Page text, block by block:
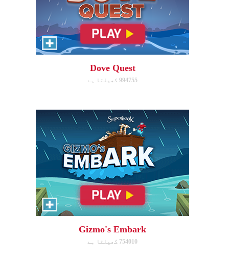
Dove Quest
994755 کھیلتا ہے
Gizmo's Embark
Help Gizmo get animals back
Gizmo's Embark
754010 کھیلتا ہے
Bug Out
Make bug matches to clear